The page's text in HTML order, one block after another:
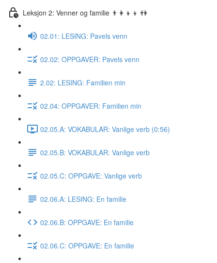
Leksjon 2: Venner og familie 👨‍👩‍👦‍👦 👫
02.01: LESING: Pavels venn
02.02: OPPGAVER: Pavels venn
2.02: LESING: Familien min
02.04: OPPGAVER: Familien min
02.05.A: VOKABULAR: Vanlige verb (0:56)
02.05.B: VOKABULAR: Vanlige verb
02.05.C: OPPGAVE: Vanlige verb
02.06.A: LESING: En familie
02.06.B: OPPGAVE: En familie
02.06.C: OPPGAVE: En familie